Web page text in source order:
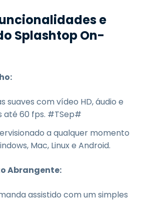
e
Splashtop On-
suaves com vídeo HD, áudio e
até 60 fps. #TSep#
a qualquer momento
Mac, Linux e Android.
Abrangente:
assistido com um simples